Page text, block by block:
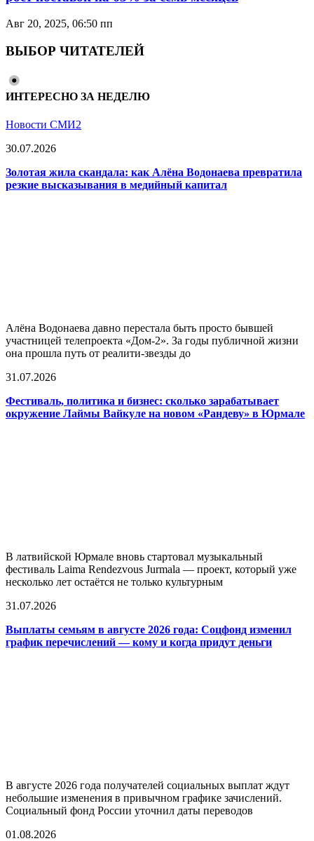
Авг 20, 2025, 06:50 пп
ВЫБОР ЧИТАТЕЛЕЙ
ИНТЕРЕСНО ЗА НЕДЕЛЮ
Новости СМИ2
30.07.2026
Золотая жила скандала: как Алёна Водонаева превратила
резкие высказывания в медийный капитал
Алёна Водонаева давно перестала быть просто бывшей
участницей телепроекта «Дом-2». За годы публичной жизни
она прошла путь от реалити-звезды до
31.07.2026
Фестиваль, политика и бизнес: сколько зарабатывает
окружение Лаймы Вайкуле на новом «Рандеву» в Юрмале
В латвийской Юрмале вновь стартовал музыкальный
фестиваль Laima Rendezvous Jurmala — проект, который уже
несколько лет остаётся не только культурным
31.07.2026
Выплаты семьям в августе 2026 года: Соцфонд изменил
график перечислений — кому и когда придут деньги
В августе 2026 года получателей социальных выплат ждут
небольшие изменения в привычном графике зачислений.
Социальный фонд России уточнил даты переводов
01.08.2026